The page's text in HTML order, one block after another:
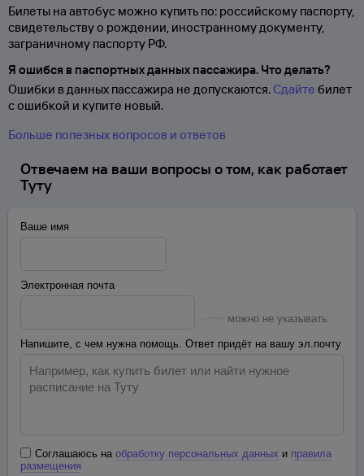
Билеты на автобус можно купить по: российскому паспорту,
свидетельству о рождении, иностранному документу,
заграничному паспорту РФ.
Я ошибся в паспортных данных пассажира. Что делать?
Ошибки в данных пассажира не допускаются. Сдайте билет
с ошибкой и купите новый.
Больше полезных вопросов и ответов
Отвечаем на ваши вопросы о том, как работает
Туту
Ваше имя
Электронная почта
можно не указывать
Напишите, с чем нужна помощь. Ответ придёт на вашу эл.почту
Соглашаюсь на обработку персональных данных и правила
размещения